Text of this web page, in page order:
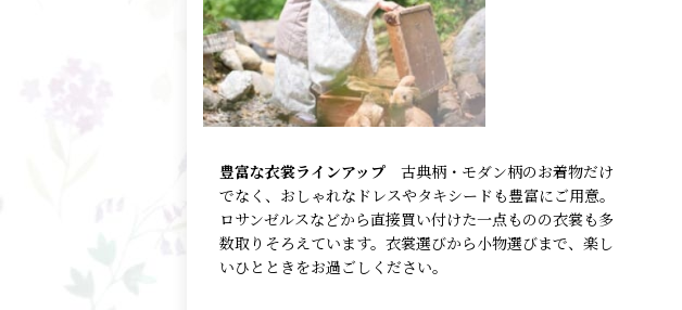
豊富な衣裳ラインアップ 古典柄・モダン柄のお着物だけ
でなく、おしゃれなドレスやタキシードも豊富にご用意。
ロサンゼルスなどから直接買い付けた一点ものの衣裳も多
数取りそろえています。衣裳選びから小物選びまで、楽し
いひとときをお過ごしください。